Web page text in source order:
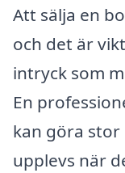
Att sälja en
och det är
intryck som
En
kan göra stor
upplevs när